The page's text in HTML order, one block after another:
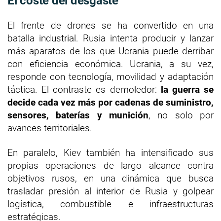
El frente de drones se ha convertido en una
batalla industrial. Rusia intenta producir y lanzar
más aparatos de los que Ucrania puede derribar
con eficiencia económica. Ucrania, a su vez,
responde con tecnología, movilidad y adaptación
táctica. El contraste es demoledor: la guerra se
decide cada vez más por cadenas de suministro,
sensores, baterías y munición, no solo por
avances territoriales.
En paralelo, Kiev también ha intensificado sus
propias operaciones de largo alcance contra
objetivos rusos, en una dinámica que busca
trasladar presión al interior de Rusia y golpear
logística, combustible e infraestructuras
estratégicas.